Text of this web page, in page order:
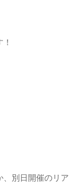
別日開催のリア